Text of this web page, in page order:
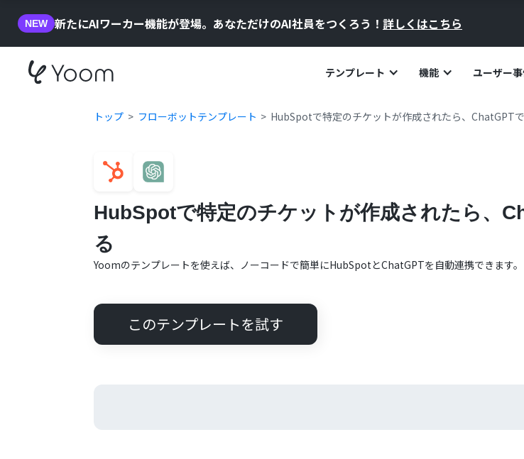
NEW 新たにAIワーカー機能が登場。あなただけのAI社員をつくろう！ 詳しくはこちら
テンプレート 機能 ユーザー
トップ フローボットテンプレート HubSpotで特定のチケットが作成されたら、ChatGPT
HubSpotで特定のチケットが作成されたら、
る
Yoomのテンプレートを使えば、ノーコードで簡単にHubSpotとChatGPTを自動連携できます。
このテンプレートを試す